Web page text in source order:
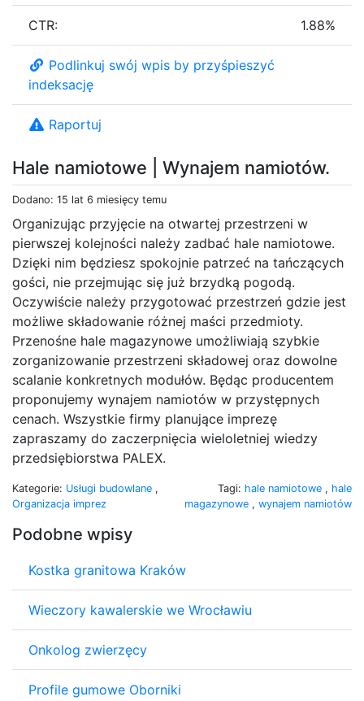
Hale namiotowe | Wynajem namiotów.
Dodano: 15 lat 6 miesięcy temu
Organizując przyjęcie na otwartej przestrzeni w
pierwszej kolejności należy zadbać hale namiotowe.
Dzięki nim będziesz spokojnie patrzeć na tańczących
gości, nie przejmując się już brzydką pogodą.
Oczywiście należy przygotować przestrzeń gdzie jest
możliwe składowanie różnej maści przedmioty.
Przenośne hale magazynowe umożliwiają szybkie
zorganizowanie przestrzeni składowej oraz dowolne
scalanie konkretnych modułów. Będąc producentem
proponujemy wynajem namiotów w przystępnych
cenach. Wszystkie firmy planujące imprezę
zapraszamy do zaczerpnięcia wieloletniej wiedzy
przedsiębiorstwa PALEX.
Kategorie: Usługi budowlane ,
Organizacja imprez
Tagi: hale namiotowe , hale
magazynowe , wynajem namiotów
Podobne wpisy
Kostka granitowa Kraków
Wieczory kawalerskie we Wrocławiu
Onkolog zwierzęcy
Profile gumowe Oborniki
CTR: 1.88%
Podlinkuj swój wpis by przyśpieszyć
indeksację
Raportuj